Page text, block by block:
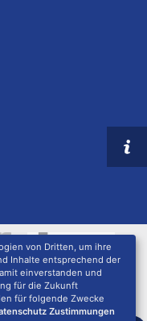
von Dritten, um ihre
Inhalte entsprechend der
einverstanden und
für die Zukunft
für folgende Zwecke
Zustimmungen